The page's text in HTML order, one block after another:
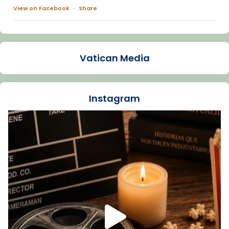
View on Facebook · Share
Arquebisbat de Barcelona
La Carmina va patir depressió. Fa gairebé
dos mesos, a l'Estadi Lluís Companys, la
Recupera l'entrevista comp
Vatican
tican News 👇
www.vaticannews.va/es/iglesia/news/2026-
07/carmina-historia-depresion-papa-viaje-
espana-testimoni...
Foto
View on Facebook · Share
Vatican Media
Instagram